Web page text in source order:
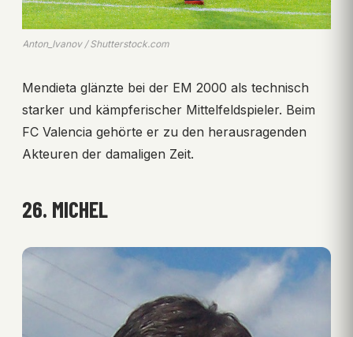
Anton_Ivanov / Shutterstock.com
Mendieta glänzte bei der EM 2000 als technisch
starker und kämpferischer Mittelfeldspieler. Beim
FC Valencia gehörte er zu den herausragenden
Akteuren der damaligen Zeit.
26. MICHEL